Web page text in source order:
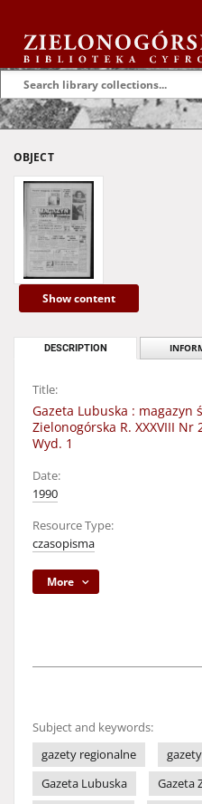
OBJECT
Show content
DESCRIPTION
Title:
Gazeta Lubuska : magazyn
Zielonogórska R. XXXVIII Nr
Wyd. 1
Date:
1990
Resource Type:
czasopisma
More
Subject and keywords:
gazety regionalne
Gazeta Lubuska
Gazeta